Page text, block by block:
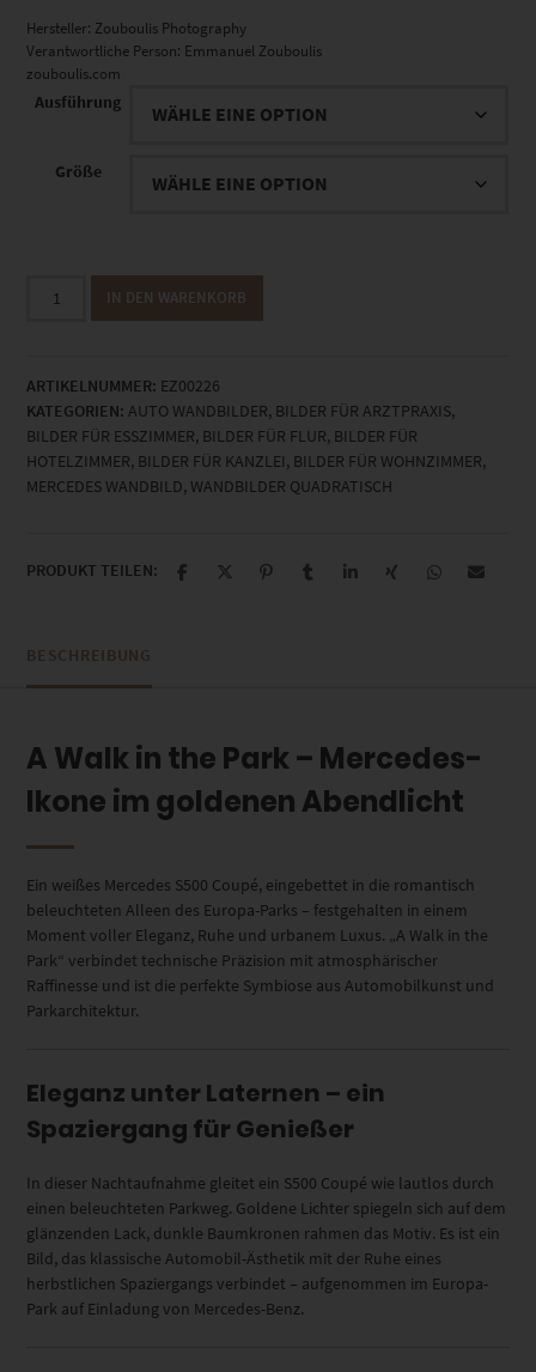
Hersteller: Zouboulis Photography
Verantwortliche Person: Emmanuel Zouboulis
zouboulis.com
Ausführung
Größe
the
Park
Menge
IN DEN WARENKORB
ARTIKELNUMMER: EZ00226
KATEGORIEN: AUTO WANDBILDER, BILDER FÜR ARZTPRAXIS,
BILDER FÜR ESSZIMMER, BILDER FÜR FLUR, BILDER FÜR
HOTELZIMMER, BILDER FÜR KANZLEI, BILDER FÜR WOHNZIMMER,
MERCEDES WANDBILD, WANDBILDER QUADRATISCH
PRODUKT TEILEN:
BESCHREIBUNG
A Walk in the Park – Mercedes-
Ikone im goldenen Abendlicht
Ein weißes Mercedes S500 Coupé, eingebettet in die romantisch
beleuchteten Alleen des Europa-Parks – festgehalten in einem
Moment voller Eleganz, Ruhe und urbanem Luxus. „A Walk in the
Park“ verbindet technische Präzision mit atmosphärischer
Raffinesse und ist die perfekte Symbiose aus Automobilkunst und
Parkarchitektur.
Eleganz unter Laternen – ein
Spaziergang für Genießer
In dieser Nachtaufnahme gleitet ein S500 Coupé wie lautlos durch
einen beleuchteten Parkweg. Goldene Lichter spiegeln sich auf dem
glänzenden Lack, dunkle Baumkronen rahmen das Motiv. Es ist ein
Bild, das klassische Automobil-Ästhetik mit der Ruhe eines
herbstlichen Spaziergangs verbindet – aufgenommen im Europa-
Park auf Einladung von Mercedes-Benz.